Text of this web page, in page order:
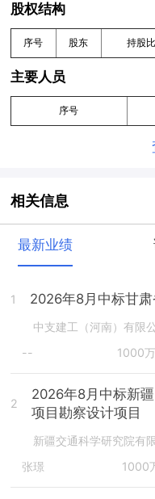
股权结构
序号 股东 持股
主要人员
序号
相关信息
最新业绩
1 2026年8月中标甘
中支建工（河南）有限
--
1000
2
2026年8月中标新
项目勘察设计项目
新疆交通科学研究院有
张璟
1000